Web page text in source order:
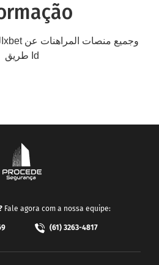
Fale agora com a nossa equipe:
(61) 3263-4817